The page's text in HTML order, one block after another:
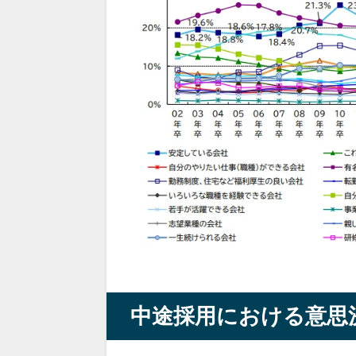
中途採用における意思